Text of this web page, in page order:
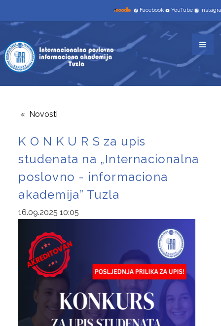
Facebook YouTube
Novosti
K O N K U R S za upis
studenata na „Internacionalna
poslovno - informaciona
akademija” Tuzla
16.09.2025 10:05
STUDIJSKI PROGRAMI
TROGODIŠNJI
INFORMACIONE TEHNOLGIJE
SAVREMENO POSLOVANJE I INFORMATIČKI
ČETVEROGODIŠNJI
INFORMATIKA I RAČUNARSTVO
UPIS
NOVOSTI
OSIGURANJE KVALITETA
SISTEM OSIGURANJA KVALITETA
DOKUMENTI